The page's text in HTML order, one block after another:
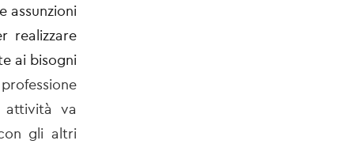
assunzioni
realizzare
ai bisogni
va
gli altri